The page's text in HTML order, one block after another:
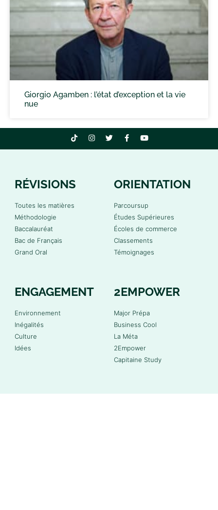
Giorgio Agamben : l’état d’exception et la vie
nue
RÉVISIONS
Toutes les matières
Méthodologie
Baccalauréat
Bac de Français
Grand Oral
ORIENTATION
Parcoursup
Études Supérieures
Écoles de commerce
Classements
Témoignages
ENGAGEMENT
Environnement
Inégalités
Culture
Idées
2EMPOWER
Major Prépa
Business Cool
La Méta
2Empower
Capitaine Study